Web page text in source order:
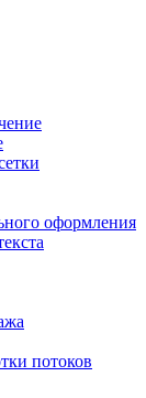
оформления
потоков